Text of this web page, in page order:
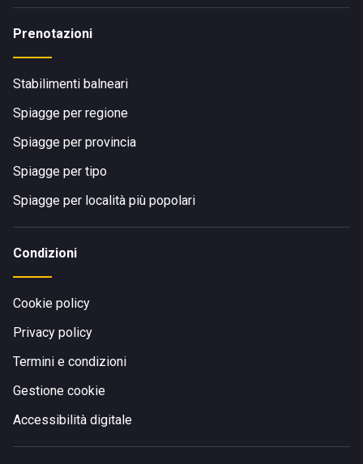
Prenotazioni
Stabilimenti balneari
Spiagge per regione
Spiagge per provincia
Spiagge per tipo
Spiagge per località più popolari
Condizioni
Cookie policy
Privacy policy
Termini e condizioni
Gestione cookie
Accessibilità digitale